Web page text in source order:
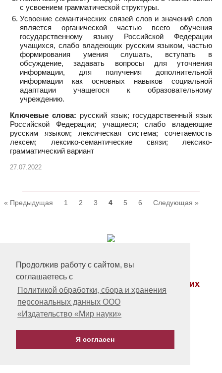
Продолжив работу с сайтом, вы
соглашаетесь с
Политикой обработки, сбора и хранения
персональных данных ООО
«Издательство «Мир науки»
Я согласен
с усвоением грамматической структуры.
Усвоение семантических связей слов и значений слов
является органической частью всего обучения
государственному языку Российской Федерации
учащихся, слабо владеющих русским языком, частью
формирования умения слушать, вступать в
обсуждение, задавать вопросы для уточнения
информации, для получения дополнительной
информации как основных навыков социальной
адаптации учащегося к образовательному
учреждению.
Ключевые слова: русский язык; государственный язык
Российской Федерации; учащиеся; слабо владеющие
русским языком; лексическая система; сочетаемость
лексем; лексико-семантические связи; лексико-
грамматический вариант
27.07.2022
« Предыдущая 1 2 3 4 5 6 Следующая »
Приглашаем Вас к публикации в других
журналах нашего издательства
Издать монографию
или учебное пособие